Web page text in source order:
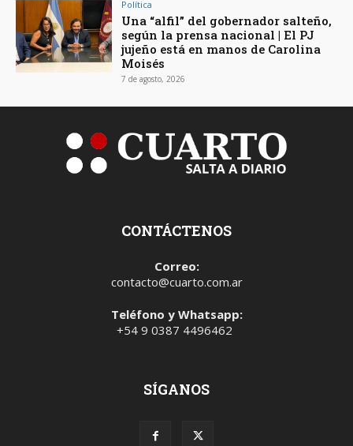
Política
Una “alfil” del gobernador salteño,
según la prensa nacional | El PJ
jujeño está en manos de Carolina
Moisés
7 de agosto, 2026
CONTÁCTENOS
Correo:
contacto@cuarto.com.ar
Teléfono y Whatsapp:
+54 9 0387 4496462
SÍGANOS